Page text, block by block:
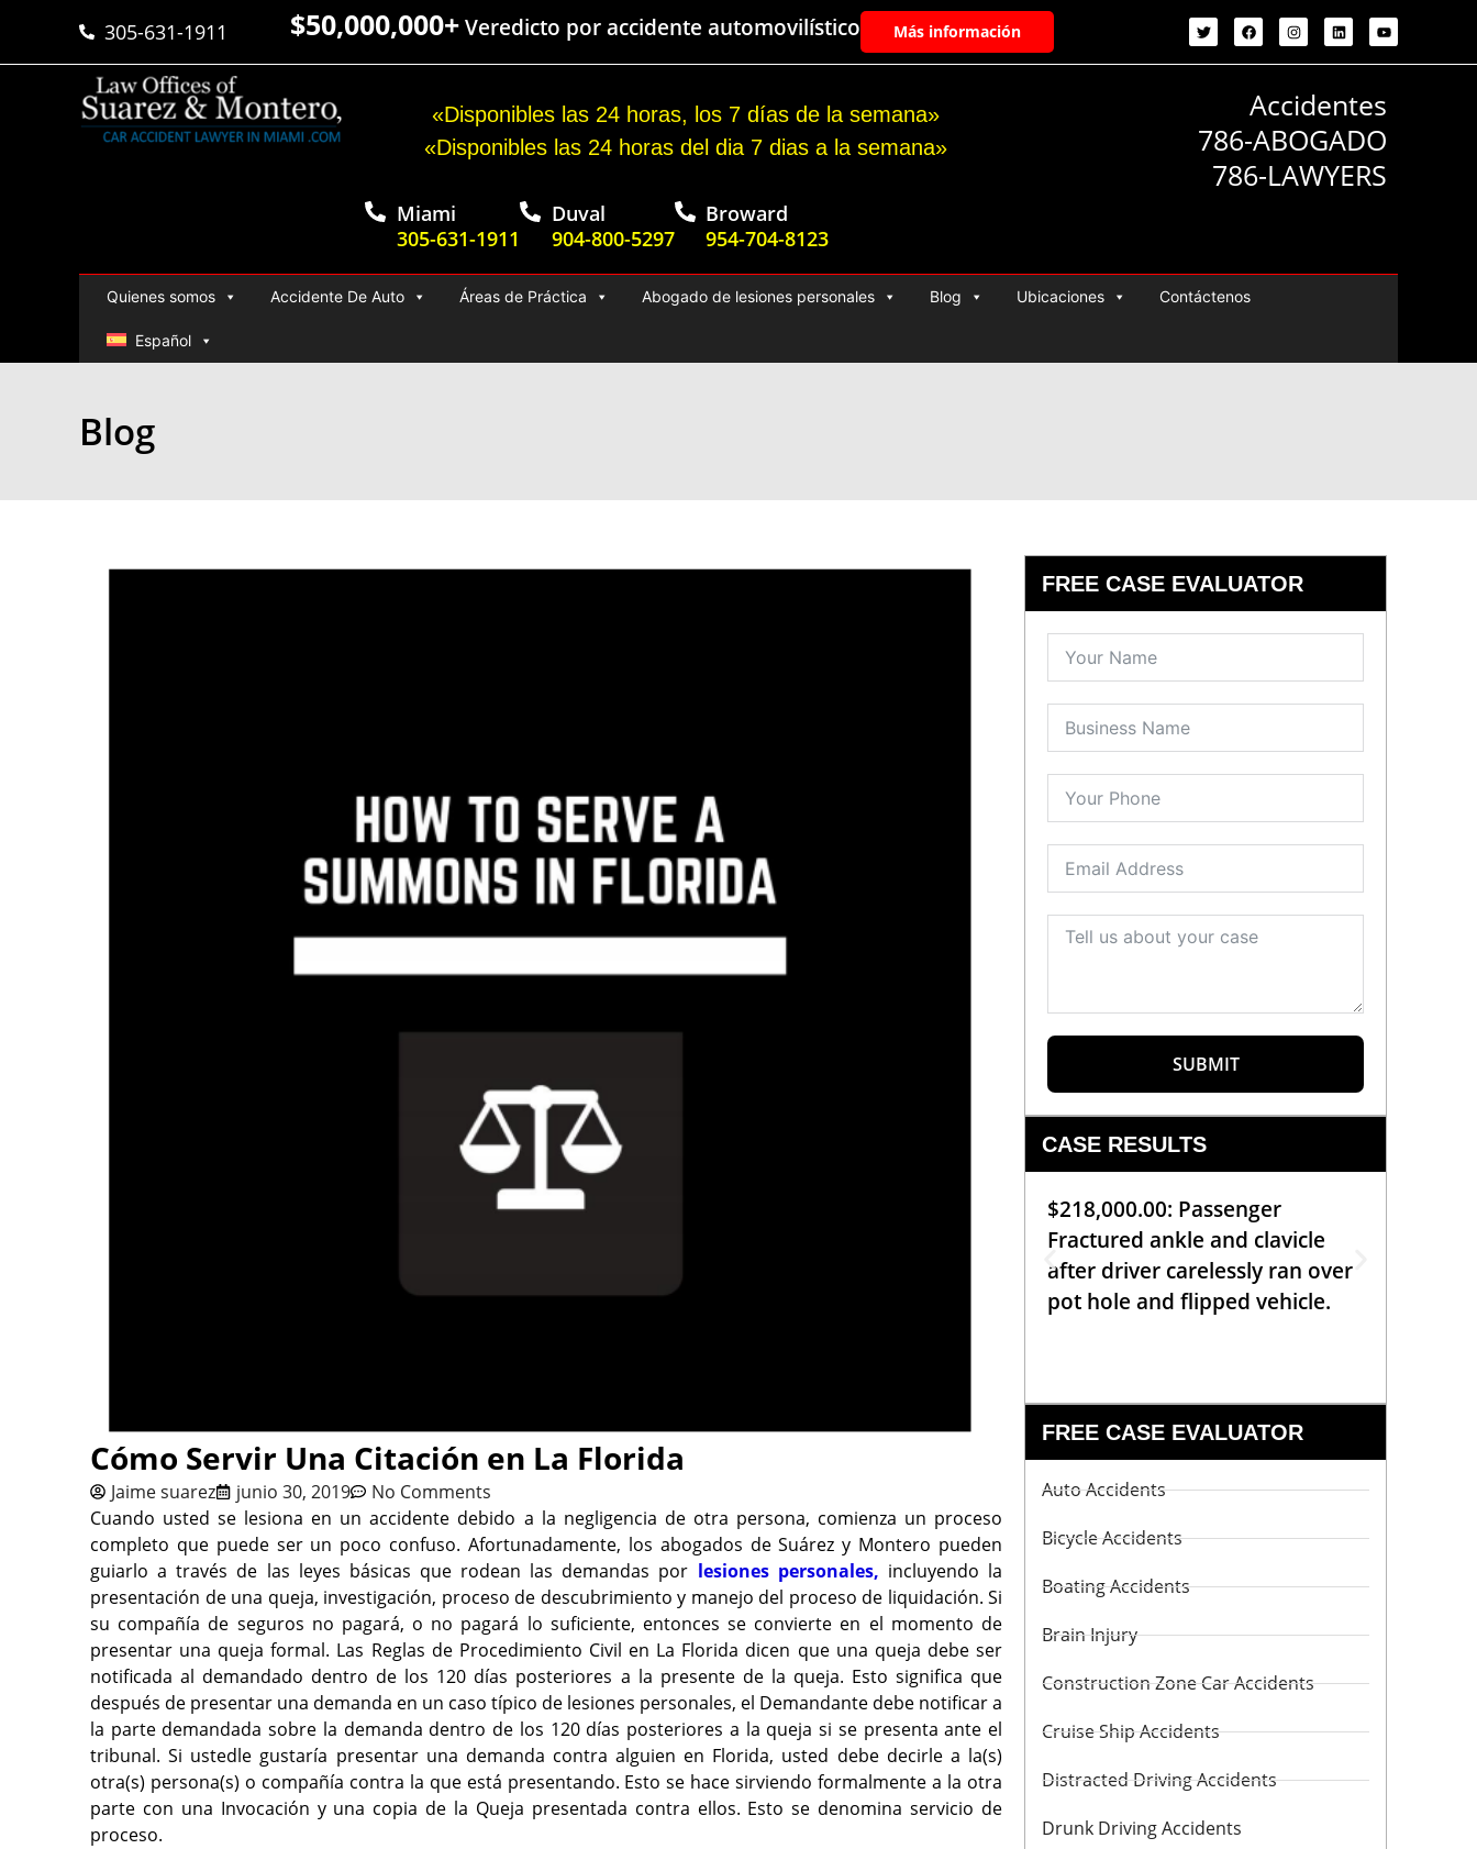
305-631-1911 $50,000,000+Veredicto por accidente automovilístico Más información
«Disponibles las 24 horas, los 7 días de la semana»
«Disponibles las 24 horas del dia 7 dias a la semana»
Miami
305-631-1911
Duval
904-800-5297
Broward
954-704-8123
Accidentes
786-ABOGADO
786-LAWYERS
Quienes somos Accidente De Auto Áreas de Práctica Abogado de lesiones personales Blog Ubicaciones Contáctenos
Español
Blog
Cómo Servir Una Citación en La Florida
Jaime suarez junio 30, 2019
No Comments
Cuando usted se lesiona en un accidente debido a la negligencia de otra persona, comienza un proceso
completo que puede ser un poco confuso. Afortunadamente, los abogados de Suárez y Montero pueden
guiarlo a través de las leyes básicas que rodean las demandas por lesiones personales, incluyendo la
presentación de una queja, investigación, proceso de descubrimiento y manejo del proceso de liquidación. Si
su compañía de seguros no pagará, o no pagará lo suficiente, entonces se convierte en el momento de
presentar una queja formal. Las Reglas de Procedimiento Civil en La Florida dicen que una queja debe ser
notificada al demandado dentro de los 120 días posteriores a la presente de la queja. Esto significa que
después de presentar una demanda en un caso típico de lesiones personales, el Demandante debe notificar a
la parte demandada sobre la demanda dentro de los 120 días posteriores a la queja si se presenta ante el
tribunal. Si ustedle gustaría presentar una demanda contra alguien en Florida, usted debe decirle a la(s)
otra(s) persona(s) o compañía contra la que está presentando. Esto se hace sirviendo formalmente a la otra
parte con una Invocación y una copia de la Queja presentada contra ellos. Esto se denomina servicio de
proceso.
FREE CASE EVALUATOR
SUBMIT
CASE RESULTS
$218,000.00: Passenger
Fractured ankle and clavicle
after driver carelessly ran over
pot hole and flipped vehicle.
FREE CASE EVALUATOR
Auto Accidents
Bicycle Accidents
Boating Accidents
Brain Injury
Construction Zone Car Accidents
Cruise Ship Accidents
Distracted Driving Accidents
Drunk Driving Accidents